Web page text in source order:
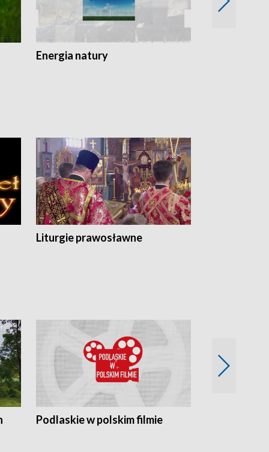
Energia natury
Liturgie prawosławne
Podlaskie w polskim filmie